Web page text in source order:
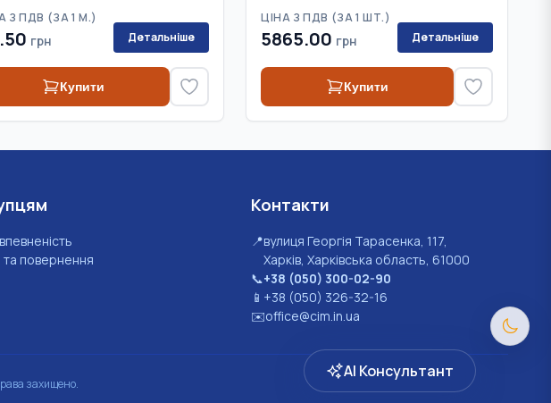
З ПДВ (ЗА 1 М.)
грн Детальніше
Купити
ЦІНА З ПДВ (ЗА 1 ШТ.)
5865.00 грн Детальніше
Купити
та повернення
Контакти
📍вулиця Георгія Тарасенка, 117,
Харків, Харківська область, 61000
📞+38 (050) 300-02-90
📱 +38 (050) 326-32-16
✉️office@cim.in.ua
захищено.
AI Консультант